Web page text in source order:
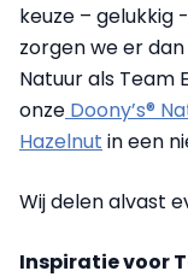
keuze – gelukkig
zorgen we er
Natuur als Team
onze Doony’s®
Hazelnut in een
Wij delen alvast
Inspiratie voor